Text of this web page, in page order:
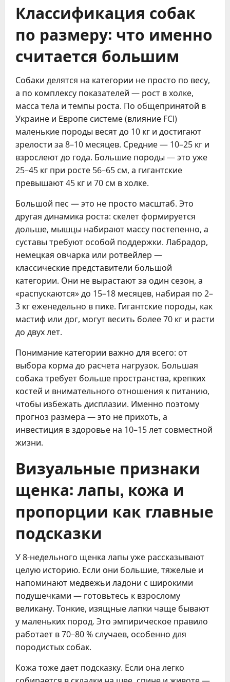
Классификация собак
по размеру: что именно
считается большим
Собаки делятся на категории не просто по весу,
а по комплексу показателей — рост в холке,
масса тела и темпы роста. По общепринятой в
Украине и Европе системе (влияние FCI)
маленькие породы весят до 10 кг и достигают
зрелости за 8–10 месяцев. Средние — 10–25 кг и
взрослеют до года. Большие породы — это уже
25–45 кг при росте 56–65 см, а гигантские
превышают 45 кг и 70 см в холке.
Большой пес — это не просто масштаб. Это
другая динамика роста: скелет формируется
дольше, мышцы набирают массу постепенно, а
суставы требуют особой поддержки. Лабрадор,
немецкая овчарка или ротвейлер —
классические представители большой
категории. Они не вырастают за один сезон, а
«распускаются» до 15–18 месяцев, набирая по 2–
3 кг еженедельно в пике. Гигантские породы, как
мастиф или дог, могут весить более 70 кг и расти
до двух лет.
Понимание категории важно для всего: от
выбора корма до расчета нагрузок. Большая
собака требует больше пространства, крепких
костей и внимательного отношения к питанию,
чтобы избежать дисплазии. Именно поэтому
прогноз размера — это не прихоть, а
инвестиция в здоровье на 10–15 лет совместной
жизни.
Визуальные признаки
щенка: лапы, кожа и
пропорции как главные
подсказки
У 8-недельного щенка лапы уже рассказывают
целую историю. Если они большие, тяжелые и
напоминают медвежьи ладони с широкими
подушечками — готовьтесь к взрослому
великану. Тонкие, изящные лапки чаще бывают
у маленьких пород. Это эмпирическое правило
работает в 70–80 % случаев, особенно для
породистых собак.
Кожа тоже дает подсказку. Если она легко